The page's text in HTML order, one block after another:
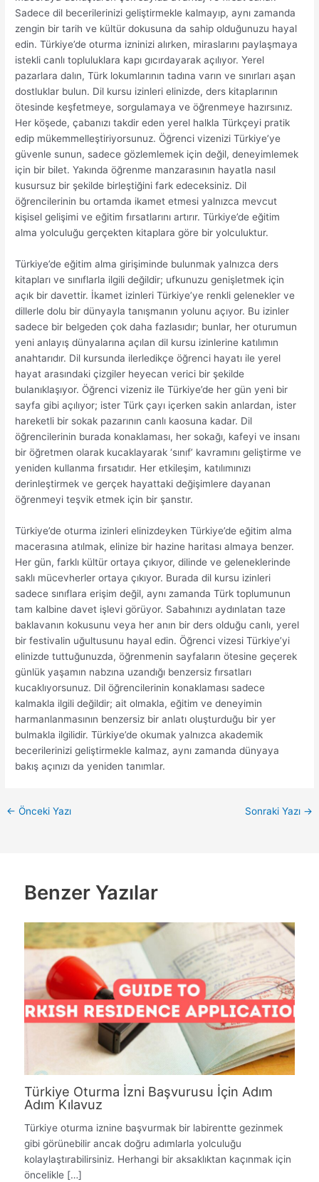
Sadece dil becerilerinizi geliştirmekle kalmayıp, aynı zamanda
zengin bir tarih ve kültür dokusuna da sahip olduğunuzu hayal
edin. Türkiye’de oturma izninizi alırken, miraslarını paylaşmaya
istekli canlı topluluklara kapı gıcırdayarak açılıyor. Yerel
pazarlara dalın, Türk lokumlarının tadına varın ve sınırları aşan
dostluklar bulun. Dil kursu izinleri elinizde, ders kitaplarının
ötesinde keşfetmeye, sorgulamaya ve öğrenmeye hazırsınız.
Her köşede, çabanızı takdir eden yerel halkla Türkçeyi pratik
edip mükemmelleştiriyorsunuz. Öğrenci vizenizi Türkiye’ye
güvenle sunun, sadece gözlemlemek için değil, deneyimlemek
için bir bilet. Yakında öğrenme manzarasının hayatla nasıl
kusursuz bir şekilde birleştiğini fark edeceksiniz. Dil
öğrencilerinin bu ortamda ikamet etmesi yalnızca mevcut
kişisel gelişimi ve eğitim fırsatlarını artırır. Türkiye’de eğitim
alma yolculuğu gerçekten kitaplara göre bir yolculuktur.
Türkiye’de eğitim alma girişiminde bulunmak yalnızca ders
kitapları ve sınıflarla ilgili değildir; ufkunuzu genişletmek için
açık bir davettir. İkamet izinleri Türkiye’ye renkli gelenekler ve
dillerle dolu bir dünyayla tanışmanın yolunu açıyor. Bu izinler
sadece bir belgeden çok daha fazlasıdır; bunlar, her oturumun
yeni anlayış dünyalarına açılan dil kursu izinlerine katılımın
anahtarıdır. Dil kursunda ilerledikçe öğrenci hayatı ile yerel
hayat arasındaki çizgiler heyecan verici bir şekilde
bulanıklaşıyor. Öğrenci vizeniz ile Türkiye’de her gün yeni bir
sayfa gibi açılıyor; ister Türk çayı içerken sakin anlardan, ister
hareketli bir sokak pazarının canlı kaosuna kadar. Dil
öğrencilerinin burada konaklaması, her sokağı, kafeyi ve insanı
bir öğretmen olarak kucaklayarak ‘sınıf’ kavramını geliştirme ve
yeniden kullanma fırsatıdır. Her etkileşim, katılımınızı
derinleştirmek ve gerçek hayattaki değişimlere dayanan
öğrenmeyi teşvik etmek için bir şanstır.
Türkiye’de oturma izinleri elinizdeyken Türkiye’de eğitim alma
macerasına atılmak, elinize bir hazine haritası almaya benzer.
Her gün, farklı kültür ortaya çıkıyor, dilinde ve geleneklerinde
saklı mücevherler ortaya çıkıyor. Burada dil kursu izinleri
sadece sınıflara erişim değil, aynı zamanda Türk toplumunun
tam kalbine davet işlevi görüyor. Sabahınızı aydınlatan taze
baklavanın kokusunu veya her anın bir ders olduğu canlı, yerel
bir festivalin uğultusunu hayal edin. Öğrenci vizesi Türkiye’yi
elinizde tuttuğunuzda, öğrenmenin sayfaların ötesine geçerek
günlük yaşamın nabzına uzandığı benzersiz fırsatları
kucaklıyorsunuz. Dil öğrencilerinin konaklaması sadece
kalmakla ilgili değildir; ait olmakla, eğitim ve deneyimin
harmanlanmasının benzersiz bir anlatı oluşturduğu bir yer
bulmakla ilgilidir. Türkiye’de okumak yalnızca akademik
becerilerinizi geliştirmekle kalmaz, aynı zamanda dünyaya
bakış açınızı da yeniden tanımlar.
← Önceki Yazı Sonraki Yazı →
Benzer Yazılar
Türkiye Oturma İzni Başvurusu İçin Adım
Adım Kılavuz
Türkiye oturma iznine başvurmak bir labirentte gezinmek
gibi görünebilir ancak doğru adımlarla yolculuğu
kolaylaştırabilirsiniz. Herhangi bir aksaklıktan kaçınmak için
öncelikle […]